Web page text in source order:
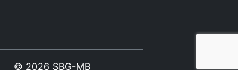
© 2026 SBG-MB